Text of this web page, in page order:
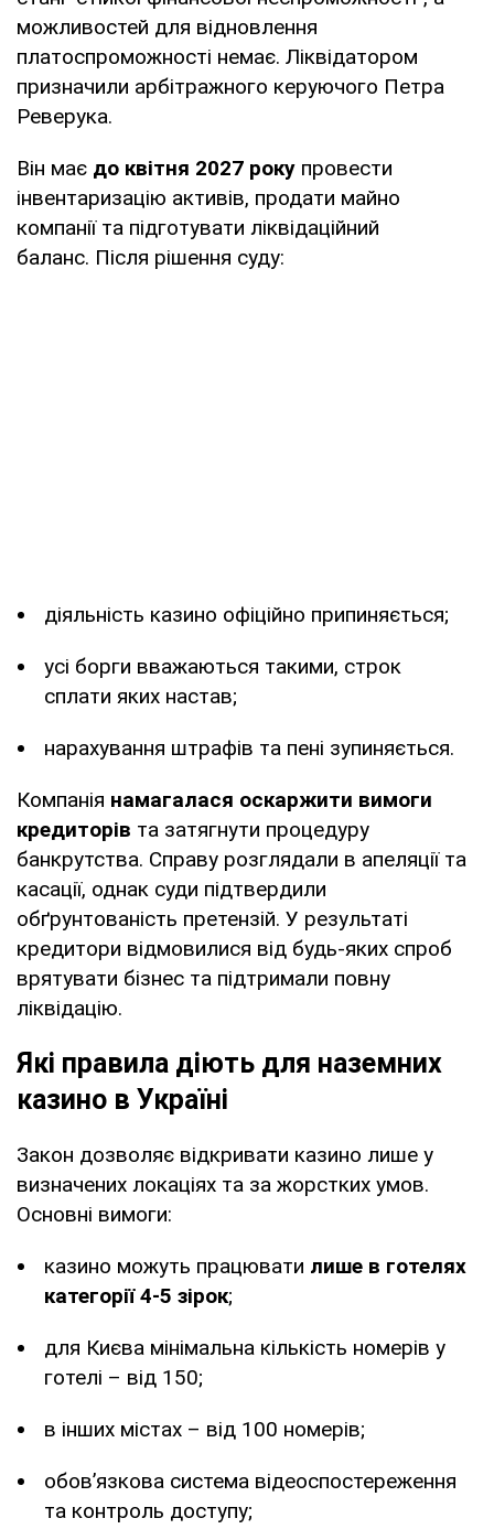
можливостей для відновлення
платоспроможності немає. Ліквідатором
призначили арбітражного керуючого Петра
Реверука.
Він має до квітня 2027 року провести
інвентаризацію активів, продати майно
компанії та підготувати ліквідаційний
баланс. Після рішення суду:
діяльність казино офіційно припиняється;
усі борги вважаються такими, строк
сплати яких настав;
нарахування штрафів та пені зупиняється.
Компанія намагалася оскаржити вимоги
кредиторів та затягнути процедуру
банкрутства. Справу розглядали в апеляції та
касації, однак суди підтвердили
обґрунтованість претензій. У результаті
кредитори відмовилися від будь-яких спроб
врятувати бізнес та підтримали повну
ліквідацію.
Які правила діють для наземних
казино в Україні
Закон дозволяє відкривати казино лише у
визначених локаціях та за жорстких умов.
Основні вимоги:
казино можуть працювати лише в готелях
категорії 4-5 зірок;
для Києва мінімальна кількість номерів у
готелі – від 150;
в інших містах – від 100 номерів;
обов’язкова система відеоспостереження
та контроль доступу;